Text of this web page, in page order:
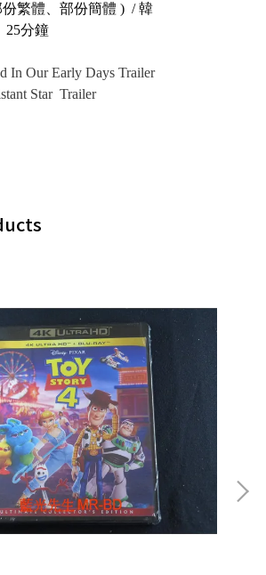
繁體、部份簡體 ) / 韓
分鐘
In Our Early Days Trailer
Star Trailer